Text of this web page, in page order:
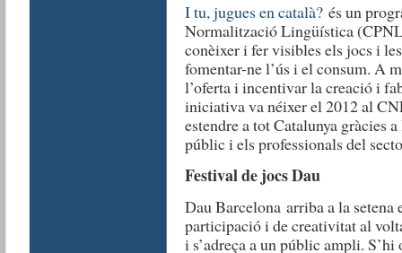
I tu, jugues en català?és un
Normalització Lingüística
conèixer i fer visibles els jocs i
fomentar-ne l’ús i el consum. A
l’oferta i incentivar la creació i
iniciativa va néixer el 2012 al
estendre a tot Catalunya gràcies
públic i els professionals del
Festival de jocs Dau
Dau Barcelona arriba a la
participació i de creativitat al
i s’adreça a un públic ampli.